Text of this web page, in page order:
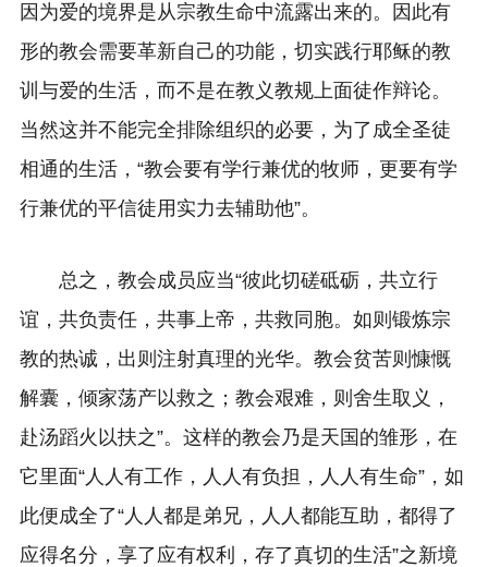
因为爱的境界是从宗教生命中流露出来的。因此有
形的教会需要革新自己的功能，切实践行耶稣的教
训与爱的生活，而不是在教义教规上面徒作辩论。
当然这并不能完全排除组织的必要，为了成全圣徒
相通的生活，“教会要有学行兼优的牧师，更要有学
行兼优的平信徒用实力去辅助他”。
总之，教会成员应当“彼此切磋砥砺，共立行
谊，共负责任，共事上帝，共救同胞。如则锻炼宗
教的热诚，出则注射真理的光华。教会贫苦则慷慨
解囊，倾家荡产以救之；教会艰难，则舍生取义，
赴汤蹈火以扶之”。这样的教会乃是天国的雏形，在
它里面“人人有工作，人人有负担，人人有生命”，如
此便成全了“人人都是弟兄，人人都能互助，都得了
应得名分，享了应有权利，存了真切的生活”之新境